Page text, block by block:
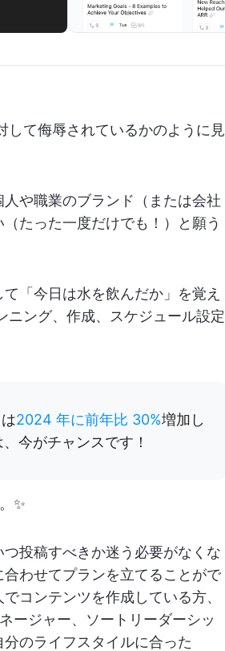
て侮辱されているかのように見
や職業のブランド（または会社
たった一度だけでも！）と願う
「今日は水を飲んだか」を覚え
ング、作成、スケジュール設定
2024 年に前年比 30%増加し
今がチャンスです！
✨
投稿すべきか迷う必要がなくな
わせてプランを立てることがで
コンテンツを作成している方、
ージャー、ソートリーダーシッ
のライフスタイルに合った